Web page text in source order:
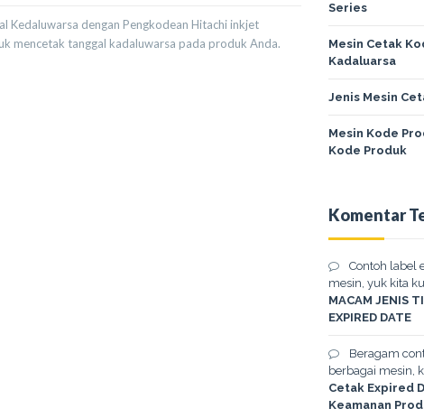
Kedaluwarsa dengan Pengkodean Hitachi inkjet
mencetak tanggal kadaluwarsa pada produk Anda.
Series
Mesin Cetak
Kadaluarsa
Jenis Mesin
Mesin Kode
Kode Produk
Komentar
Contoh label
mesin, yuk kita
MACAM JENIS
EXPIRED DATE
Beragam
berbagai mesin,
Cetak Expired
Keamanan